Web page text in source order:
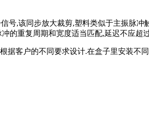
号,该同步放大裁剪,塑料类似于主振脉冲
的重复周期和宽度适当匹配,延迟不应超
据客户的不同要求设计.在盒子里安装不